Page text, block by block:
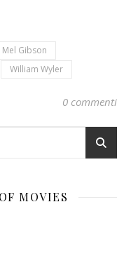
Mel Gibson
William Wyler
0 commenti
MOVIES